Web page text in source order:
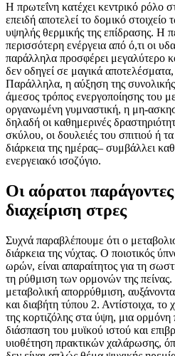
Η πρωτεΐνη κατέχει κεντρικό ρόλο
επειδή αποτελεί το δομικό
υψηλής θερμικής της επίδρασης. Η
περισσότερη ενέργεια από ό,τι οι
παράλληλα προσφέρει μεγαλύτερο
δεν οδηγεί σε μαγικά αποτελέσματα,
Παράλληλα, η αύξηση της συνολικής
άμεσος τρόπος ενεργοποίησης του
οργανωμένη γυμναστική, η μη-
δηλαδή οι καθημερινές
σκύλου, οι δουλειές του σπιτιού ή
διάρκεια της ημέρας– συμβάλλει
ενεργειακό ισοζύγιο.
Οι αόρατοι
διαχείριση στρες
Συχνά παραβλέπουμε ότι ο
διάρκεια της νύχτας. Ο ποιοτικός
ωρών, είναι απαραίτητος για τη
τη ρύθμιση των ορμονών της
μεταβολική απορρύθμιση,
και διαβήτη τύπου 2. Αντίστοιχα, το
της κορτιζόλης στα ύψη, μια
διάσπαση του μυϊκού ιστού και
υιοθέτηση πρακτικών χαλάρωσης,